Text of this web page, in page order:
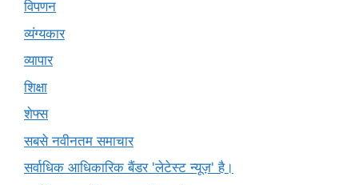
विपणन
व्यंग्यकार
व्यापार
शिक्षा
शेफ्स
सबसे नवीनतम समाचार
सर्वाधिक आधिकारिक बैंडर 'लेटेस्ट न्यूज़' है।